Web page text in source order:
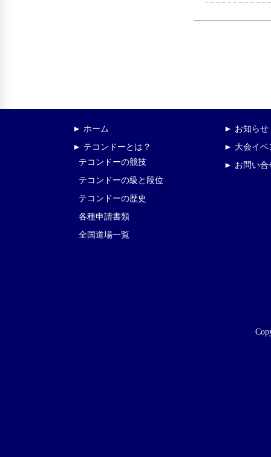
► ホーム
► テコンドーとは？
テコンドーの競技
テコンドーの級と段位
テコンドーの歴史
各種申請書類
全国道場一覧
► お知らせ
► 大会イベ
► お問い合